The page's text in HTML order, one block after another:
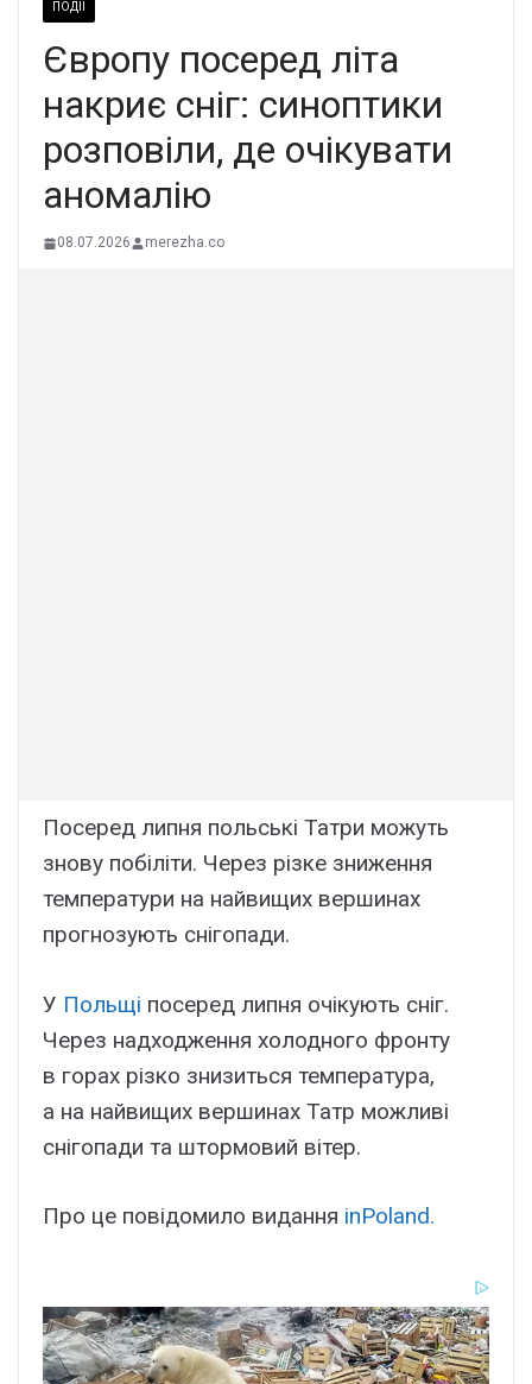
ПОДІЇ
Європу посеред літа
накриє сніг: синоптики
розповіли, де очікувати
аномалію
08.07.2026 merezha.co
Посеред липня польські Татри можуть
знову побіліти. Через різке зниження
температури на найвищих вершинах
прогнозують снігопади.
У Польщі посеред липня очікують сніг.
Через надходження холодного фронту
в горах різко знизиться температура,
а на найвищих вершинах Татр можливі
снігопади та штормовий вітер.
Про це повідомило видання inPoland.